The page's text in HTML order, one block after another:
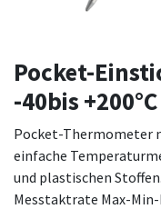
Pocket-
-40bis
Pocket-Thermometer
einfache
und plastischen
Messtaktrate Max-